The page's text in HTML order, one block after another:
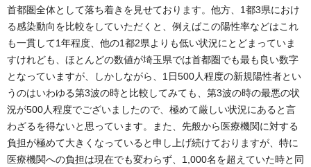
首都圏全体として落ち着きを見せております。他方、1都3県におけ
る感染動向を比較をしていただくと、例えばこの陽性率などはこれ
も一貫して1年程度、他の1都2県よりも低い状況にとどまっていま
すけれども、ほとんどの数値が埼玉県では首都圏でも最も良い数字
となっていますが、しかしながら、1日500人程度の新規陽性者とい
うのはいわゆる第3波の時と比較してみても、第3波の時の最悪の状
況が500人程度でございましたので、極めて厳しい状況にあると言
わざるを得ないと思っています。また、先般から医療機関に対する
負担が極めて大きくなっていると申し上げ続けておりますが、特に
医療機関への負担は現在でも変わらず、1,000名を超えていた時と同